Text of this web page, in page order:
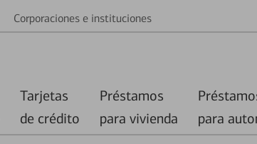
Corporaciones e instituciones
Tarjetas
de crédito
Préstamos
para vivienda
para